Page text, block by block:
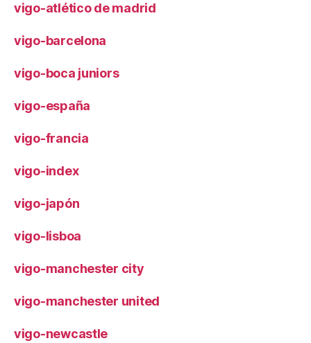
vigo-atlético de madrid
vigo-barcelona
vigo-boca juniors
vigo-españa
vigo-francia
vigo-index
vigo-japón
vigo-lisboa
vigo-manchester city
vigo-manchester united
vigo-newcastle